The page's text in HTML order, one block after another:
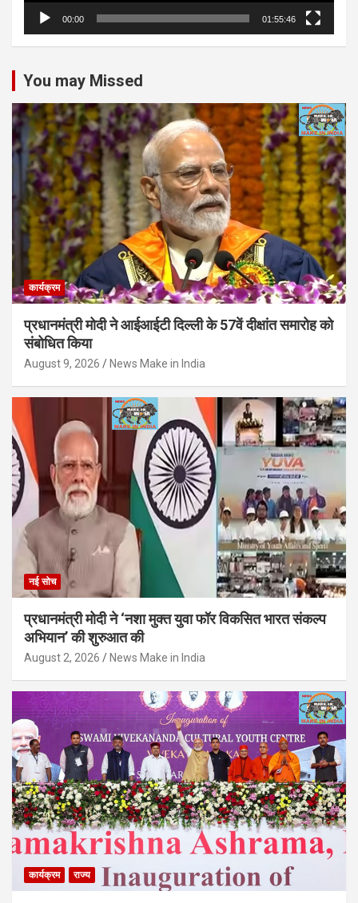
00:00 01:55:46
You may Missed
कार्यक्रम
प्रधानमंत्री मोदी ने आईआईटी दिल्ली के 57वें दीक्षांत समारोह को
संबोधित किया
August 9, 2026 News Make in India
नई सोच
प्रधानमंत्री मोदी ने ‘नशा मुक्त युवा फॉर विकसित भारत संकल्प
अभियान’ की शुरुआत की
August 2, 2026 News Make in India
कार्यक्रम राज्य